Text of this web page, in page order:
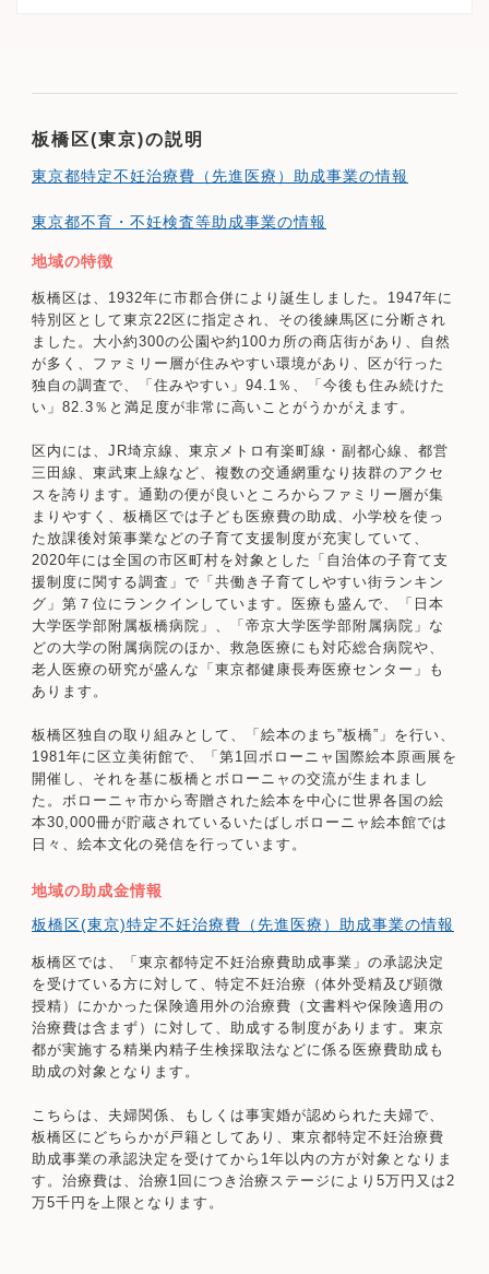
板橋区(東京)の説明
東京都特定不妊治療費（先進医療）助成事業の情報
東京都不育・不妊検査等助成事業の情報
地域の特徴
板橋区は、1932年に市郡合併により誕生しました。1947年に
特別区として東京22区に指定され、その後練馬区に分断され
ました。大小約300の公園や約100カ所の商店街があり、自然
が多く、ファミリー層が住みやすい環境があり、区が行った
独自の調査で、「住みやすい」94.1％、「今後も住み続けた
い」82.3％と満足度が非常に高いことがうかがえます。
区内には、JR埼京線、東京メトロ有楽町線・副都心線、都営
三田線、東武東上線など、複数の交通網重なり抜群のアクセ
スを誇ります。通勤の便が良いところからファミリー層が集
まりやすく、板橋区では子ども医療費の助成、小学校を使っ
た放課後対策事業などの子育て支援制度が充実していて、
2020年には全国の市区町村を対象とした「自治体の子育て支
援制度に関する調査」で「共働き子育てしやすい街ランキン
グ」第７位にランクインしています。医療も盛んで、「日本
大学医学部附属板橋病院」、「帝京大学医学部附属病院」な
どの大学の附属病院のほか、救急医療にも対応総合病院や、
老人医療の研究が盛んな「東京都健康長寿医療センター」も
あります。
板橋区独自の取り組みとして、「絵本のまち”板橋”」を行い、
1981年に区立美術館で、「第1回ボローニャ国際絵本原画展を
開催し、それを基に板橋とボローニャの交流が生まれまし
た。ボローニャ市から寄贈された絵本を中心に世界各国の絵
本30,000冊が貯蔵されているいたばしボローニャ絵本館では
日々、絵本文化の発信を行っています。
地域の助成金情報
板橋区(東京)特定不妊治療費（先進医療）助成事業の情報
板橋区では、「東京都特定不妊治療費助成事業」の承認決定
を受けている方に対して、特定不妊治療（体外受精及び顕微
授精）にかかった保険適用外の治療費（文書料や保険適用の
治療費は含まず）に対して、助成する制度があります。東京
都が実施する精巣内精子生検採取法などに係る医療費助成も
助成の対象となります。
こちらは、夫婦関係、もしくは事実婚が認められた夫婦で、
板橋区にどちらかが戸籍としてあり、東京都特定不妊治療費
助成事業の承認決定を受けてから1年以内の方が対象となりま
す。治療費は、治療1回につき治療ステージにより5万円又は2
万5千円を上限となります。